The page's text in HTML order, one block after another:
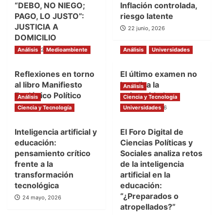
“DEBO, NO NIEGO;
PAGO, LO JUSTO”:
JUSTICIA A
DOMICILIO
3 julio, 2026
Inflación controlada,
riesgo latente
22 junio, 2026
Análisis Medioambiente
Reflexiones en torno
al libro Manifiesto
Ecológico Político
16 junio, 2026
Análisis Universidades
El último examen no
lo aplica la
universidad
28 mayo, 2026
Análisis
Ciencia y Tecnología
Inteligencia artificial y
educación:
pensamiento crítico
frente a la
transformación
tecnológica
24 mayo, 2026
Análisis
Ciencia y Tecnología
Universidades
El Foro Digital de
Ciencias Políticas y
Sociales analiza retos
de la inteligencia
artificial en la
educación:
“¿Preparados o
atropellados?”